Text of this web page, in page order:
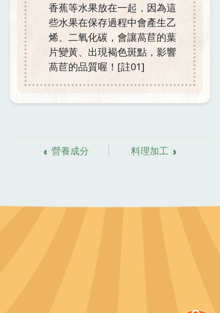
香蕉等水果放在一起，因為這
些水果在保存過程中會產生乙
烯、二氧化碳，會讓萵苣的葉
片變黃、出現褐色斑點，影響
萵苣的品質喔！[註01]
營養成分
料理加工